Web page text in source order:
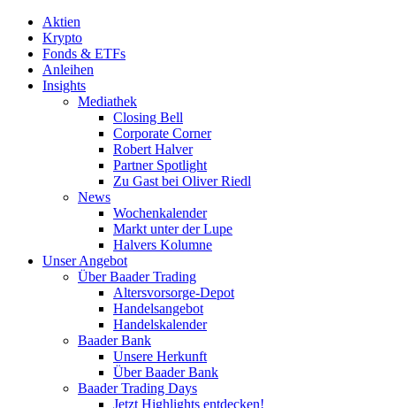
Aktien
Krypto
Fonds & ETFs
Anleihen
Insights
Mediathek
Closing Bell
Corporate Corner
Robert Halver
Partner Spotlight
Zu Gast bei Oliver Riedl
News
Wochenkalender
Markt unter der Lupe
Halvers Kolumne
Unser Angebot
Über Baader Trading
Altersvorsorge-Depot
Handelsangebot
Handelskalender
Baader Bank
Unsere Herkunft
Über Baader Bank
Baader Trading Days
Jetzt Highlights entdecken!